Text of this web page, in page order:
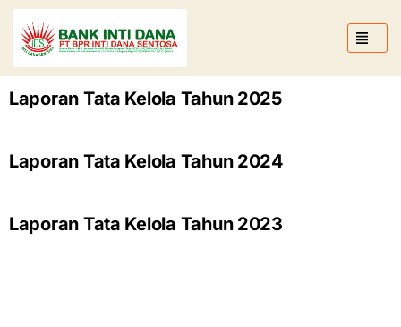
Laporan Tata Kelola Tahun 2025
Laporan Tata Kelola Tahun 2024
Laporan Tata Kelola Tahun 2023